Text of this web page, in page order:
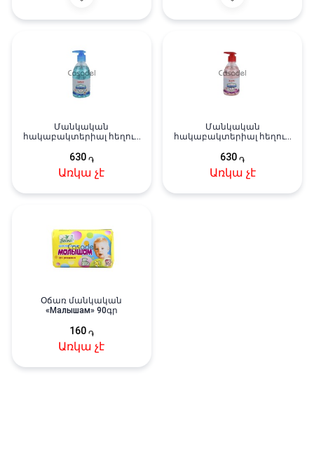
Մանկական
հակաբակտերիալ հեղուկ
630 ֏
Առկա չէ
Մանկական
հակաբակտերիալ հեղուկ
630 ֏
Առկա չէ
Օճառ մանկական
«Малышам» 90գր
160 ֏
Առկա չէ